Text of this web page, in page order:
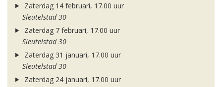
Zaterdag 14 februari, 17.00 uur
Sleutelstad 30
Zaterdag 7 februari, 17.00 uur
Sleutelstad 30
Zaterdag 31 januari, 17.00 uur
Sleutelstad 30
Zaterdag 24 januari, 17.00 uur